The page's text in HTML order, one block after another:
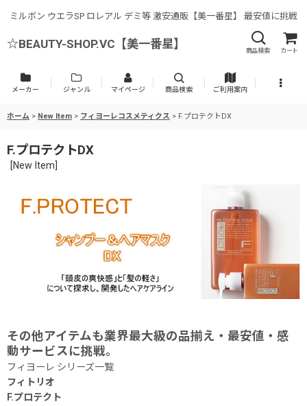
ミルボン ウエラSP ロレアル デミ等 激安通販【美一番星】 最安値に挑戦
☆BEAUTY-SHOP.VC【美一番星】
商品検索 カート
メーカー ジャンル マイページ 商品検索 ご利用案内
ホーム > New Item > フィヨーレコスメティクス > F.プロテクトDX
F.プロテクトDX
[New Item
その他アイテムも業界最大級の品揃え・最安値・感
動サービスに挑戦。
フィヨーレ シリーズ一覧
フィトリオ
F.プロテクト